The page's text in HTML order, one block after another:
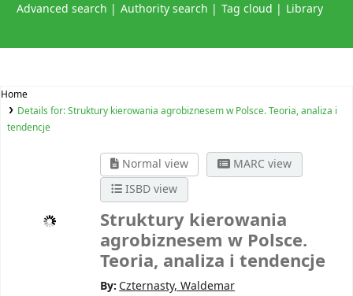
Advanced search Authority search Tag cloud Library
Home
Details for:Struktury kierowania agrobiznesem w Polsce. Teoria, analiza i
tendencje
Normal view
MARC view
ISBD view
Struktury kierowania
agrobiznesem w Polsce.
Teoria, analiza i tendencje
By: Czternasty, Waldemar